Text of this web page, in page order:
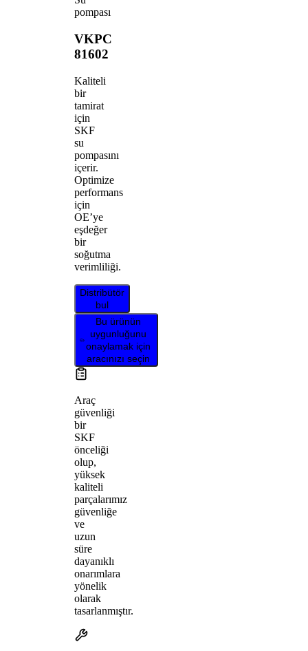
pompası
VKPC
81602
Kaliteli
bir
tamirat
için
SKF
su
pompasını
içerir.
Optimize
performans
için
OE’ye
eşdeğer
bir
soğutma
verimliliği.
Distribütör
bul
Bu ürünün
uygunluğunu
onaylamak için
aracınızı seçin
Araç
güvenliği
bir
SKF
önceliği
olup,
yüksek
kaliteli
parçalarımız
güvenliğe
ve
uzun
süre
dayanıklı
onarımlara
yönelik
olarak
tasarlanmıştır.